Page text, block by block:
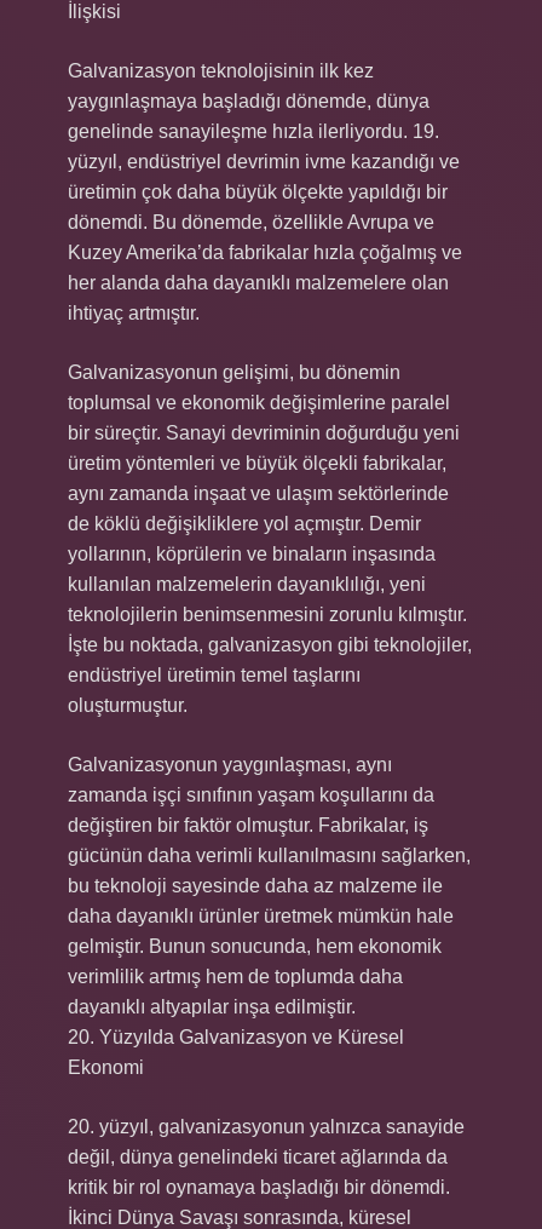
İlişkisi
Galvanizasyon teknolojisinin ilk kez
yaygınlaşmaya başladığı dönemde, dünya
genelinde sanayileşme hızla ilerliyordu. 19.
yüzyıl, endüstriyel devrimin ivme kazandığı ve
üretimin çok daha büyük ölçekte yapıldığı bir
dönemdi. Bu dönemde, özellikle Avrupa ve
Kuzey Amerika’da fabrikalar hızla çoğalmış ve
her alanda daha dayanıklı malzemelere olan
ihtiyaç artmıştır.
Galvanizasyonun gelişimi, bu dönemin
toplumsal ve ekonomik değişimlerine paralel
bir süreçtir. Sanayi devriminin doğurduğu yeni
üretim yöntemleri ve büyük ölçekli fabrikalar,
aynı zamanda inşaat ve ulaşım sektörlerinde
de köklü değişikliklere yol açmıştır. Demir
yollarının, köprülerin ve binaların inşasında
kullanılan malzemelerin dayanıklılığı, yeni
teknolojilerin benimsenmesini zorunlu kılmıştır.
İşte bu noktada, galvanizasyon gibi teknolojiler,
endüstriyel üretimin temel taşlarını
oluşturmuştur.
Galvanizasyonun yaygınlaşması, aynı
zamanda işçi sınıfının yaşam koşullarını da
değiştiren bir faktör olmuştur. Fabrikalar, iş
gücünün daha verimli kullanılmasını sağlarken,
bu teknoloji sayesinde daha az malzeme ile
daha dayanıklı ürünler üretmek mümkün hale
gelmiştir. Bunun sonucunda, hem ekonomik
verimlilik artmış hem de toplumda daha
dayanıklı altyapılar inşa edilmiştir.
20. Yüzyılda Galvanizasyon ve Küresel
Ekonomi
20. yüzyıl, galvanizasyonun yalnızca sanayide
değil, dünya genelindeki ticaret ağlarında da
kritik bir rol oynamaya başladığı bir dönemdi.
İkinci Dünya Savaşı sonrasında, küresel